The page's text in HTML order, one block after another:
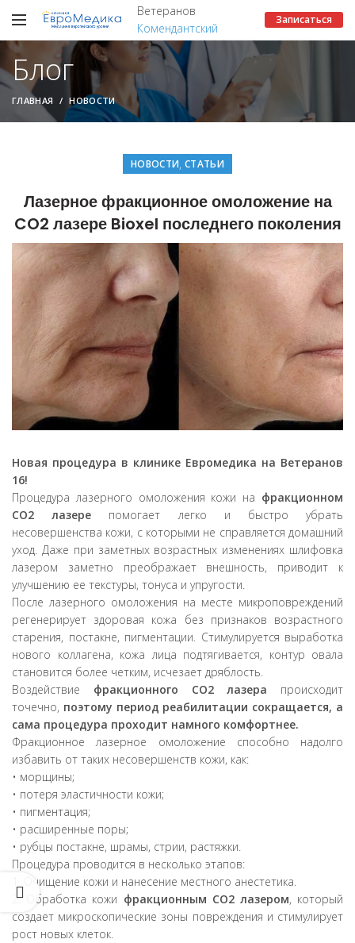
Ветеранов
Комендантский
Записаться
Блог
ГЛАВНАЯ НОВОСТИ
НОВОСТИ,СТАТЬИ
Лазерное фракционное омоложение на
CO2 лазере Bioxel последнего поколения
Новая процедура в клинике Евромедика на Ветеранов
16!
Процедура лазерного омоложения кожи на фракционном
CO2 лазере помогает легко и быстро убрать
несовершенства кожи, с которыми не справляется домашний
уход. Даже при заметных возрастных изменениях шлифовка
лазером заметно преображает внешность, приводит к
улучшению ее текстуры, тонуса и упругости.
После лазерного омоложения на месте микроповреждений
регенерирует здоровая кожа без признаков возрастного
старения, постакне, пигментации. Стимулируется выработка
нового коллагена, кожа лица подтягивается, контур овала
становится более четким, исчезает дряблость.
Воздействие фракционного CO2 лазера происходит
точечно, поэтому период реабилитации сокращается, а
сама процедура проходит намного комфортнее.
Фракционное лазерное омоложение способно надолго
избавить от таких несовершенств кожи, как:
• морщины;
• потеря эластичности кожи;
• пигментация;
• расширенные поры;
• рубцы постакне, шрамы, стрии, растяжки.
Процедура проводится в несколько этапов:
1. Очищение кожи и нанесение местного анестетика.
2. Обработка кожи фракционным CO2 лазером, который
создает микроскопические зоны повреждения и стимулирует
рост новых клеток.